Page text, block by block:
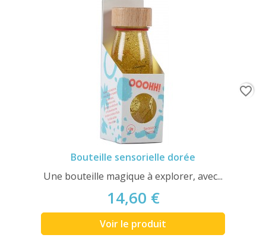
Bouteille sensorielle dorée
Une bouteille magique à explorer, avec...
14,60 €
Voir le produit
favorite_border